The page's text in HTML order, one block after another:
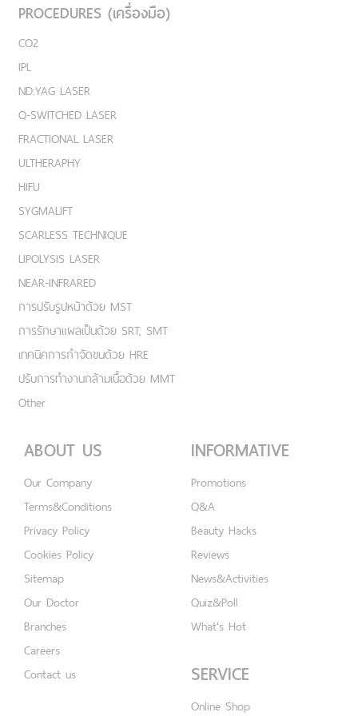
PROCEDURES (เครื่องมือ)
CO2
IPL
ND:YAG LASER
Q-SWITCHED LASER
FRACTIONAL LASER
ULTHERAPHY
HIFU
SYGMALIFT
SCARLESS TECHNIQUE
LIPOLYSIS LASER
NEAR-INFRARED
การปรับรูปหน้าด้วย MST
การรักษาแผลเป็นด้วย SRT, SMT
เทคนิคการกำจัดขนด้วย HRE
ปรับการทำงานกล้ามเนื้อด้วย MMT
Other
ABOUT US
Our Company
Terms&Conditions
Privacy Policy
Cookies Policy
Sitemap
Our Doctor
Branches
Careers
Contact us
INFORMATIVE
Promotions
Q&A
Beauty Hacks
Reviews
News&Activities
Quiz&Poll
What's Hot
SERVICE
Online Shop